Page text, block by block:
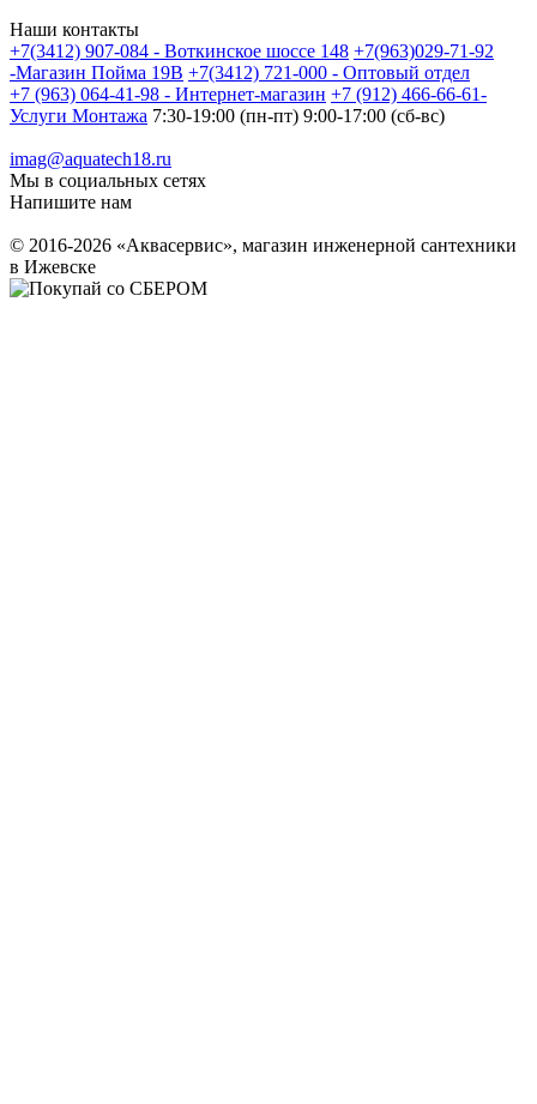
Наши контакты
+7(3412) 907-084 - Воткинское шоссе 148 +7(963)029-71-92
-Магазин Пойма 19В +7(3412) 721-000 - Оптовый отдел
+7 (963) 064-41-98 - Интернет-магазин +7 (912) 466-66-61-
Услуги Монтажа 7:30-19:00 (пн-пт) 9:00-17:00 (сб-вс)
imag@aquatech18.ru
Мы в социальных сетях
Напишите нам
© 2016-2026 «Аквасервис», магазин инженерной сантехники
в Ижевске